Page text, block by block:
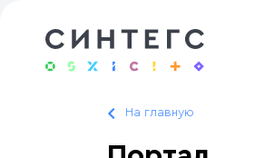
На главную